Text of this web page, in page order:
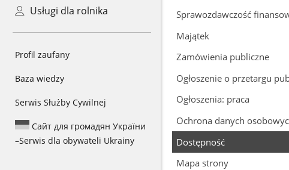
Usługi dla rolnika
Profil zaufany
Baza wiedzy
Serwis Służby Cywilnej
Сайт для громадян України
–Serwis dla obywateli Ukrainy
Sprawozdawczość
Majątek
Zamówienia publiczne
Ogłoszenie o przetargu
Ogłoszenia: praca
Ochrona danych
Dostępność
Mapa strony